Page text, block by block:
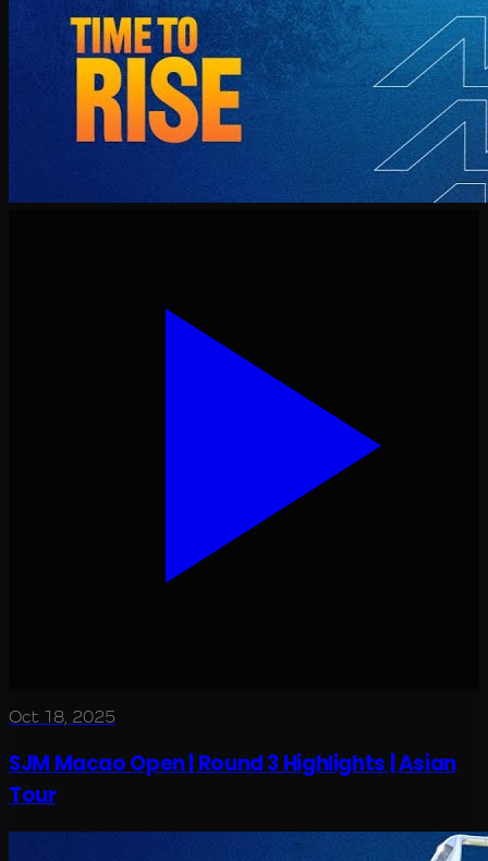
Oct 18, 2025
SJM Macao Open | Round 3 Highlights | Asian
Tour